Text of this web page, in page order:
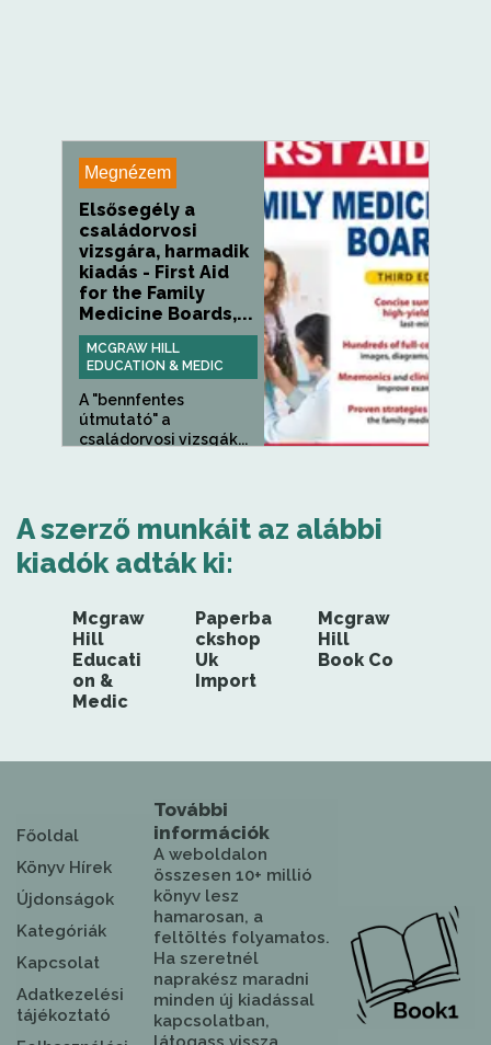
Megnézem
Elsősegély a
családorvosi
vizsgára, harmadik
kiadás - First Aid
for the Family
Medicine Boards,...
MCGRAW HILL
EDUCATION & MEDIC
A "bennfentes
útmutató" a
családorvosi vizsgák...
A szerző munkáit az alábbi
kiadók adták ki:
Mcgraw
Hill
Educati
on &
Medic
Paperba
ckshop
Uk
Import
Mcgraw
Hill
Book Co
Főoldal
Könyv Hírek
Újdonságok
Kategóriák
Kapcsolat
Adatkezelési
tájékoztató
További
információk
A weboldalon
összesen 10+ millió
könyv lesz
hamarosan, a
feltöltés folyamatos.
Ha szeretnél
naprakész maradni
minden új kiadással
kapcsolatban,